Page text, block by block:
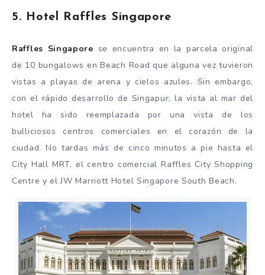
5. Hotel Raffles Singapore
Raffles Singapore se encuentra en la parcela original
de 10 bungalows en Beach Road que alguna vez tuvieron
vistas a playas de arena y cielos azules. Sin embargo,
con el rápido desarrollo de Singapur, la vista al mar del
hotel ha sido reemplazada por una vista de los
bulliciosos centros comerciales en el corazón de la
ciudad. No tardas más de cinco minutos a pie hasta el
City Hall MRT, el centro comercial Raffles City Shopping
Centre y el JW Marriott Hotel Singapore South Beach.